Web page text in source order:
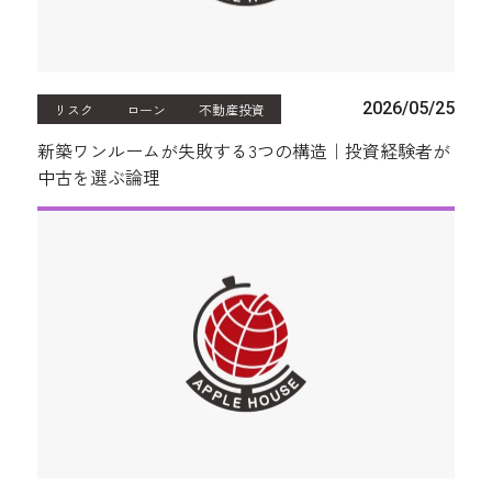
リスク ローン 不動産投資 2026/05/25
新築ワンルームが失敗する3つの構造｜投資経験者が
中古を選ぶ論理